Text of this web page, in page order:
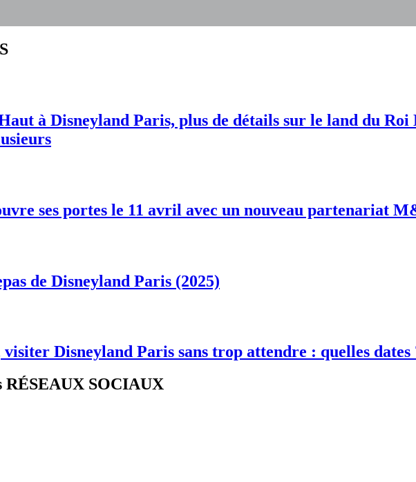
à Disneyland Paris, plus de détails sur le land du Roi
ses portes le 11 avril avec un nouveau partenariat
de Disneyland Paris (2025)
visiter Disneyland Paris sans trop attendre : quelles dates
RÉSEAUX SOCIAUX